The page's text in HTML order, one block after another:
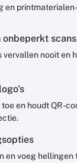
en
onbeperkt scans
vervallen nooit en
en houdt QR -
en voeg hellingen